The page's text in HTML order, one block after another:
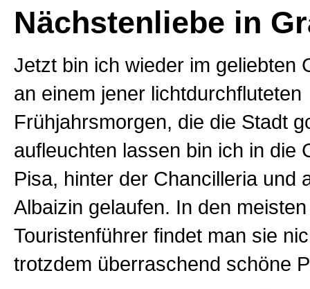
Nächstenliebe in
Jetzt bin ich wieder im geliebten
an einem jener lichtdurchfluteten
Frühjahrsmorgen, die die Stadt
aufleuchten lassen bin ich in die
Pisa, hinter der Chancilleria und
Albaizin gelaufen. In den meisten
Touristenführer findet man sie
trotzdem überraschend schöne